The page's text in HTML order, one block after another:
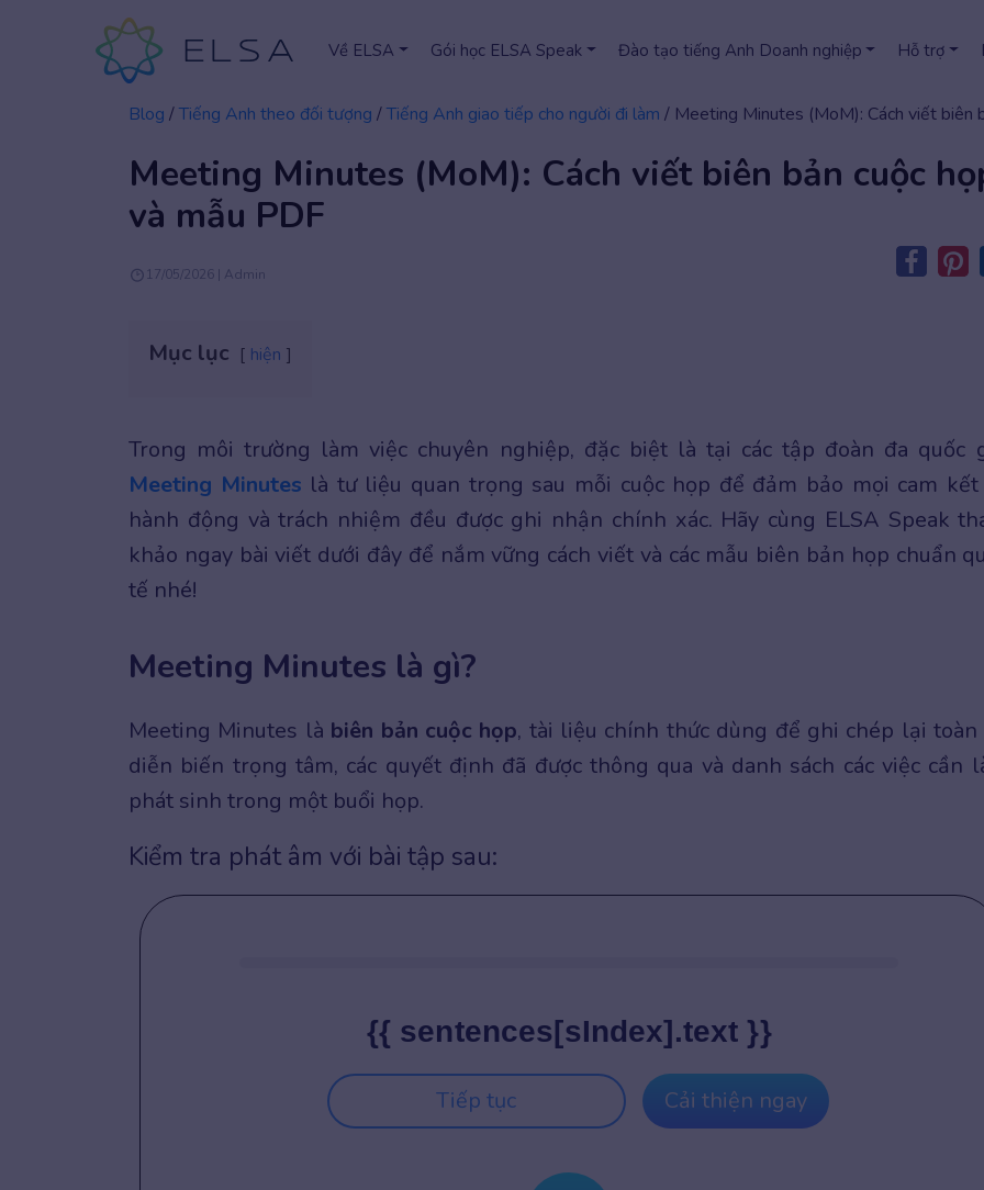
Về ELSA Gói học ELSA Speak Đào tạo tiếng Anh Doanh nghiệp Hỗ trợ
Blog /Tiếng Anh theo đối tượng /Tiếng Anh giao tiếp cho người đi làm / Meeting Minutes (MoM): Cách viết biên
Meeting Minutes (MoM): Cách viết biên bản cuộc
và mẫu PDF
17/05/2026 | Admin
Mục lục hiện
Trong môi trường làm việc chuyên nghiệp, đặc biệt là tại các tập đoàn đa quốc
Meeting Minutes là tư liệu quan trọng sau mỗi cuộc họp để đảm bảo mọi cam kết
hành động và trách nhiệm đều được ghi nhận chính xác. Hãy cùng ELSA Speak
khảo ngay bài viết dưới đây để nắm vững cách viết và các mẫu biên bản họp chuẩn
tế nhé!
Meeting Minutes là gì?
Meeting Minutes là biên bản cuộc họp, tài liệu chính thức dùng để ghi chép lại toàn
diễn biến trọng tâm, các quyết định đã được thông qua và danh sách các việc cần
phát sinh trong một buổi họp.
Kiểm tra phát âm với bài tập sau:
{{ sentences[sIndex].text }}
Tiếp tục Cải thiện ngay